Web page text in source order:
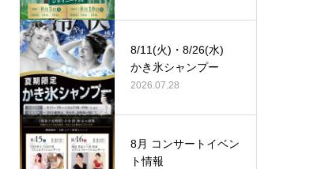
8/11(火)・8/26(水)
かき氷シャンプー
2026.07.28
8月 コンサートイベン
ト情報